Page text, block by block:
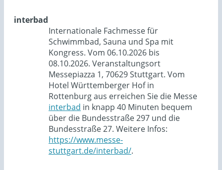
interbad
Internationale Fachmesse für
Schwimmbad, Sauna und Spa mit
Kongress. Vom 06.10.2026 bis
08.10.2026. Veranstaltungsort
Messepiazza 1, 70629 Stuttgart. Vom
Hotel Württemberger Hof in
Rottenburg aus erreichen Sie die Messe
interbad in knapp 40 Minuten bequem
über die Bundesstraße 297 und die
Bundesstraße 27. Weitere Infos:
https://www.messe-
stuttgart.de/interbad/.